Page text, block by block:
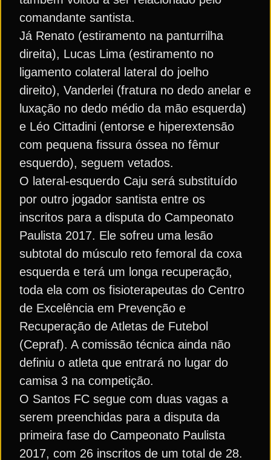
comandante santista.
Já Renato (estiramento na panturrilha
direita), Lucas Lima (estiramento no
ligamento colateral lateral do joelho
direito), Vanderlei (fratura no dedo anelar e
luxação no dedo médio da mão esquerda)
e Léo Cittadini (entorse e hiperextensão
com pequena fissura óssea no fêmur
esquerdo), seguem vetados.
O lateral-esquerdo Caju será substituído
por outro jogador santista entre os
inscritos para a disputa do Campeonato
Paulista 2017. Ele sofreu uma lesão
subtotal do músculo reto femoral da coxa
esquerda e terá um longa recuperação,
toda ela com os fisioterapeutas do Centro
de Excelência em Prevenção e
Recuperação de Atletas de Futebol
(Cepraf). A comissão técnica ainda não
definiu o atleta que entrará no lugar do
camisa 3 na competição.
O Santos FC segue com duas vagas a
serem preenchidas para a disputa da
primeira fase do Campeonato Paulista
2017, com 26 inscritos de um total de 28.